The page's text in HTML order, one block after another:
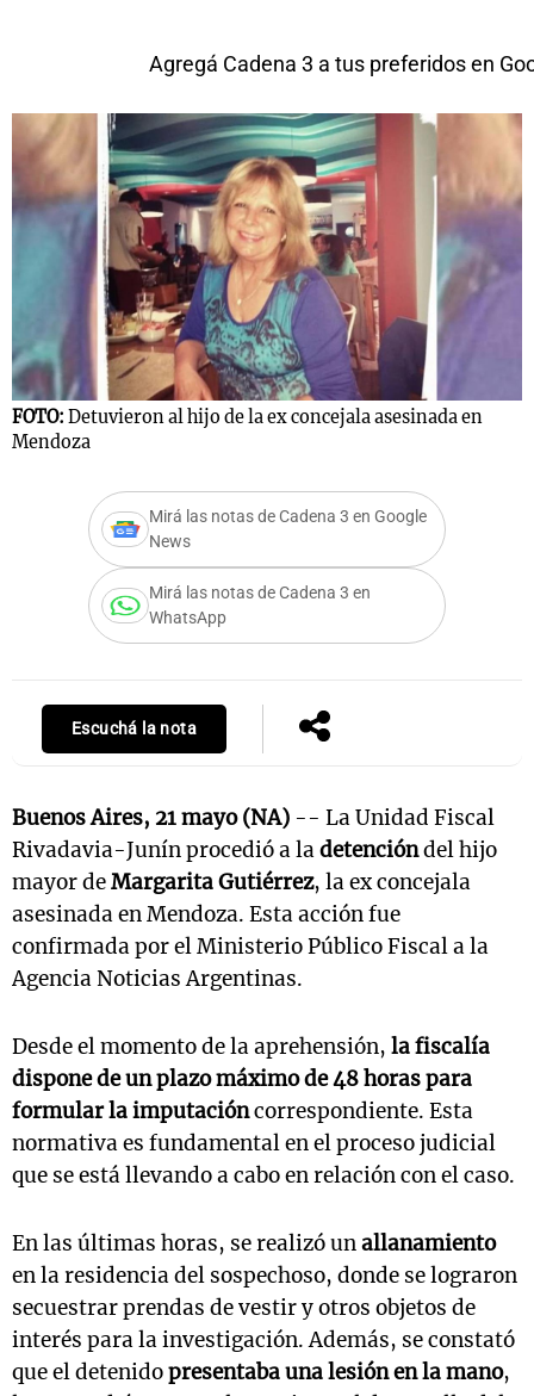
Agregá Cadena 3 a tus preferidos en
FOTO: Detuvieron al hijo de la ex concejala asesinada en
Mendoza
Mirá las notas de Cadena 3 en Google
News
Mirá las notas de Cadena 3 en
WhatsApp
Escuchá la nota
Buenos Aires, 21 mayo (NA) -- La Unidad Fiscal
Rivadavia-Junín procedió a ladetencióndel hijo
mayor deMargarita Gutiérrez, la ex concejala
asesinada en Mendoza. Esta acción fue
confirmada por el Ministerio Público Fiscal a la
Agencia Noticias Argentinas.
Desde el momento de la aprehensión, la fiscalía
dispone de un plazo máximo de 48 horas para
formular la imputacióncorrespondiente. Esta
normativa es fundamental en el proceso judicial
que se está llevando a cabo en relación con el caso.
En las últimas horas, se realizó unallanamiento
en la residencia del sospechoso, donde se lograron
secuestrar prendas de vestir y otros objetos de
interés para la investigación. Además, se constató
que el detenidopresentaba una lesión en la mano,